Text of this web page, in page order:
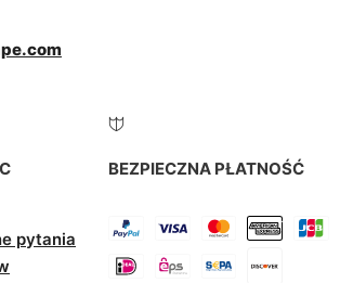
pytania
BEZPIECZNA PŁATNOŚĆ